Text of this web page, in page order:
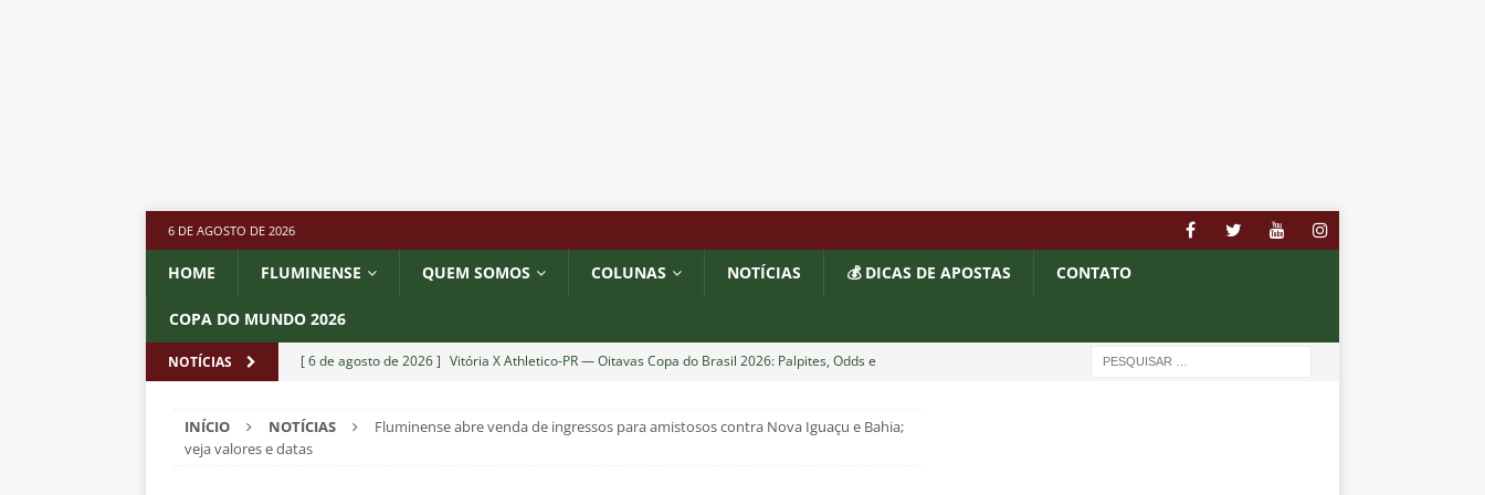
6 DE AGOSTO DE 2026
HOME FLUMINENSE QUEM SOMOS COLUNAS NOTÍCIAS 💰 DICAS DE APOSTAS CONTATO
COPA DO MUNDO 2026
NOTÍCIAS [ 6 de agosto de 2026 ] Vitória X Athletico-PR — Oitavas Copa do Brasil 2026: Palpites, Odds e
[ 6 de agosto de 2026 ] Após eliminação, torcedores do Fluminense detonam diretoria e pedem
INÍCIO NOTÍCIAS
Fluminense abre venda de ingressos para amistosos contra Nova Iguaçu e Bahia;
veja valores e datas